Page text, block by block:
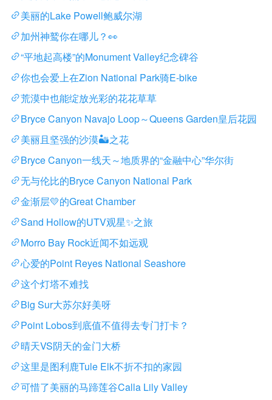
美丽的Lake Powell鲍威尔湖
加州神鹫你在哪儿？👀
“平地起高楼”的Monument Valley纪念碑谷
你也会爱上在Zion National Park骑E-bike
荒漠中也能绽放光彩的花花草草
Bryce Canyon Navajo Loop～Queens Garden皇后花园
美丽且坚强的沙漠🏜️之花
Bryce Canyon一线天～地质界的“金融中心”华尔街
无与伦比的Bryce Canyon National Park
金渐层💛的Great Chamber
Sand Hollow的UTV观星✨之旅
Morro Bay Rock近闻不如远观
心爱的Point Reyes National Seashore
这个灯塔不难找
Big Sur大苏尔好美呀
Point Lobos到底值不值得去专门打卡？
晴天VS阴天的金门大桥
这里是图利鹿Tule Elk不折不扣的家园
可惜了美丽的马蹄莲谷Calla Lily Valley